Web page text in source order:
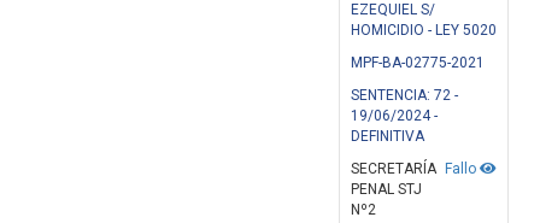
EZEQUIEL S/
HOMICIDIO - LEY 5020
MPF-BA-02775-2021
SENTENCIA: 72 -
19/06/2024 -
DEFINITIVA
Fallo
SECRETARÍA
PENAL STJ
Nº2